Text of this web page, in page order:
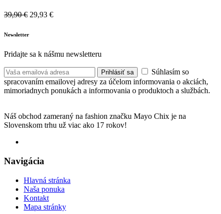
39,90€ 29,93 €
Newsletter
Pridajte sa k nášmu newsletteru
Prihlásiť sa
Súhlasím so
spracovaním emailovej adresy za účelom informovania o akciách,
mimoriadnych ponukách a informovania o produktoch a službách.
Náš obchod zameraný na fashion značku Mayo Chix je na
Slovenskom trhu už viac ako 17 rokov!
Navigácia
Hlavná stránka
Naša ponuka
Kontakt
Mapa stránky